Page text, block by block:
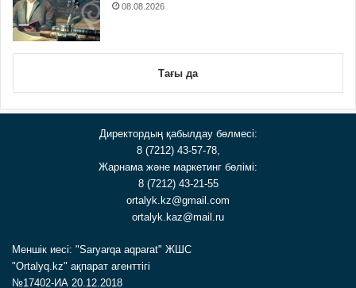
08.08.2026
Тағы да
Директордың қабылдау бөлмесі:
8 (7212) 43-57-78,
Жарнама және маркетинг бөлімі:
8 (7212) 43-21-55
ortalyk.kz@gmail.com
ortalyk.kaz@mail.ru
Меншік иесі: "Saryarqa aqparat" ЖШС
"Ortalyq.kz" ақпарат агенттігі
№17402-ИА 20.12.2018